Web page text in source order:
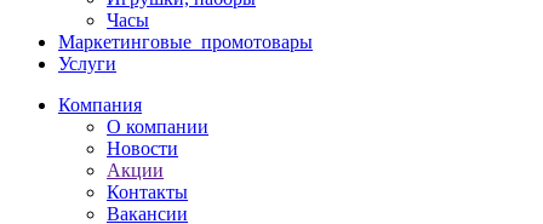
Часы
Маркетинговые_промотовары
Услуги
Компания
О компании
Новости
Акции
Контакты
Вакансии